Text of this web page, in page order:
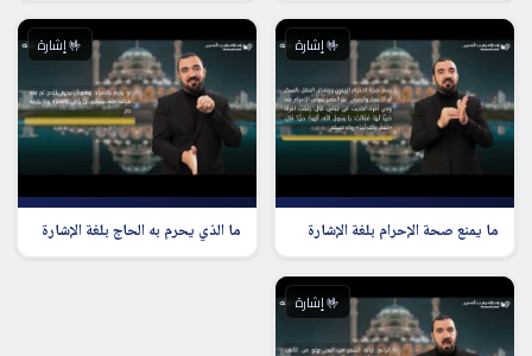
🤟 إشارة
ما يمنع صحة الإحرام بلغة الإشارة
🤟 إشارة
ما الذي يحرم به الحاج بلغة الإشارة
🤟 إشارة